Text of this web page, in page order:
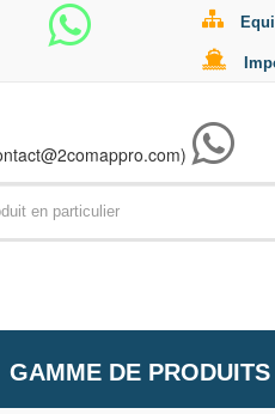
GAMME DE PRODUITS